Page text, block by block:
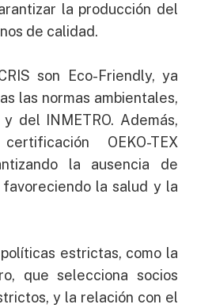
la producción del
de calidad.
son Eco-Friendly, ya
las normas ambientales,
del INMETRO. Además,
OEKO-TEX
la ausencia de
la salud y la
estrictas, como la
que selecciona socios
y la relación con el